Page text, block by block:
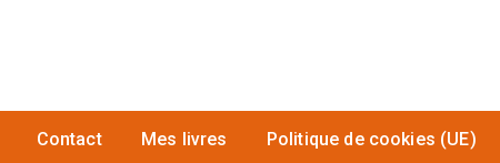
Contact Mes livres Politique de cookies (UE)